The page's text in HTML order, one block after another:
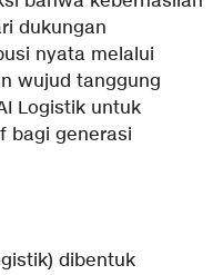
dukungan
nyata melalui
wujud tanggung
Logistik untuk
bagi generasi
dibentuk